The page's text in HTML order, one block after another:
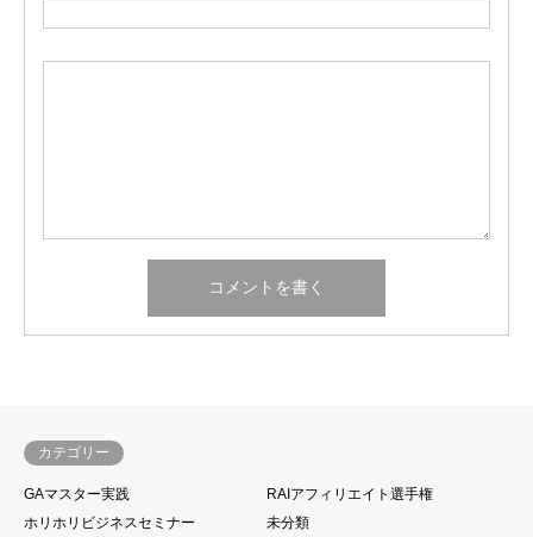
カテゴリー
GAマスター実践
RAIアフィリエイト選手権
ホリホリビジネスセミナー
未分類